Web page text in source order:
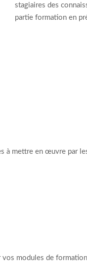
stagiaires des
partie formation en
à mettre en œuvre par
modules de